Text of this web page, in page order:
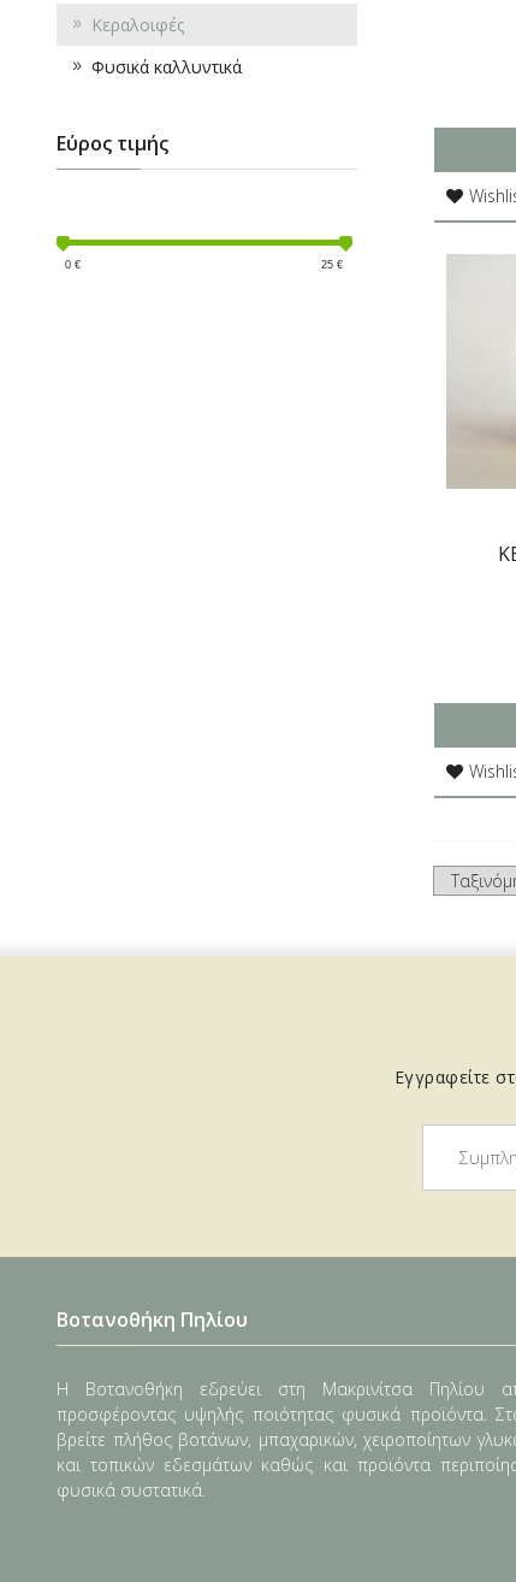
Κεραλοιφές
Φυσικά καλλυντικά
Εύρος τιμής
0 € 25 €
Εγγραφείτε
Βοτανοθήκη Πηλίου
Η Βοτανοθήκη εδρεύει στη Μακρινίτσα Πηλίου
προσφέροντας υψηλής ποιότητας φυσικά προϊόντα.
βρείτε πλήθος βοτάνων, μπαχαρικών, χειροποίητων
και τοπικών εδεσμάτων καθώς και προϊόντα
φυσικά συστατικά.